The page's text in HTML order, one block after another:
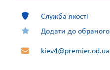
Служба якості
Додати до обраного
kiev4@premier.od.ua